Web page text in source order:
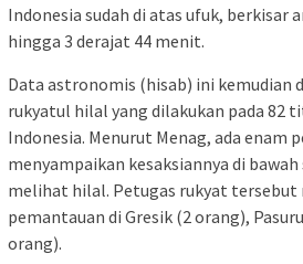
Indonesia sudah di atas ufuk, berkisar
hingga 3 derajat 44 menit.
Data astronomis (hisab) ini kemudian
rukyatul hilal yang dilakukan pada 82
Indonesia. Menurut Menag, ada enam
menyampaikan kesaksiannya di
melihat hilal. Petugas rukyat
pemantauan di Gresik (2 orang),
orang).